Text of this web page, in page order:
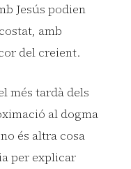
Jesús podien
amb
del creient.
més tardà dels
al dogma
és altra cosa
per explicar